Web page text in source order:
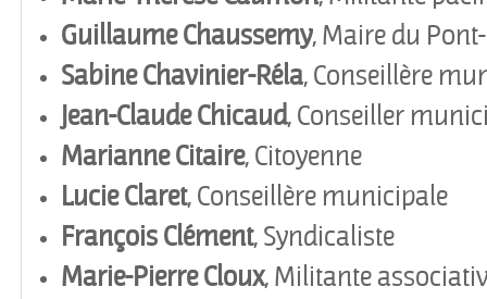
Guillaume Chaussemy, Maire du
Sabine Chavinier-Réla, Conseillère
Jean-Claude Chicaud, Conseiller
Marianne Citaire, Citoyenne
Lucie Claret, Conseillère municipale
François Clément, Syndicaliste
Marie-Pierre Cloux, Militante